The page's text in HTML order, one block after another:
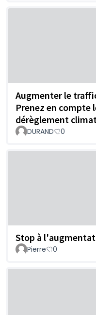
Augmenter le
Prenez en compte
dérèglement
DURAND 0
Stop à
Pierre 0